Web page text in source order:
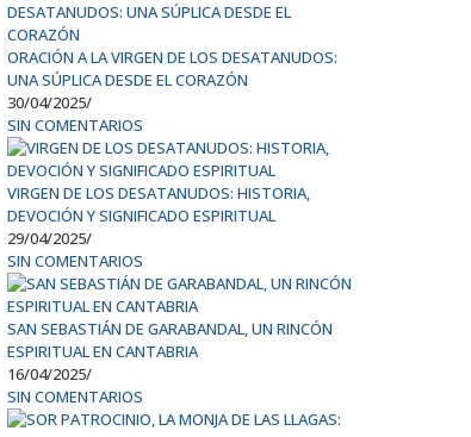
ORACIÓN A LA VIRGEN DE LOS DESATANUDOS:
UNA SÚPLICA DESDE EL CORAZÓN
30/04/2025/
SIN COMENTARIOS
VIRGEN DE LOS DESATANUDOS: HISTORIA,
DEVOCIÓN Y SIGNIFICADO ESPIRITUAL
29/04/2025/
SIN COMENTARIOS
SAN SEBASTIÁN DE GARABANDAL, UN RINCÓN
ESPIRITUAL EN CANTABRIA
16/04/2025/
SIN COMENTARIOS